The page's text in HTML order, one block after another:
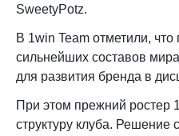
SweetyPotz.
В 1win Team отметили,
сильнейших составов
для развития бренда в
При этом прежний ростер
структуру клуба. Решение